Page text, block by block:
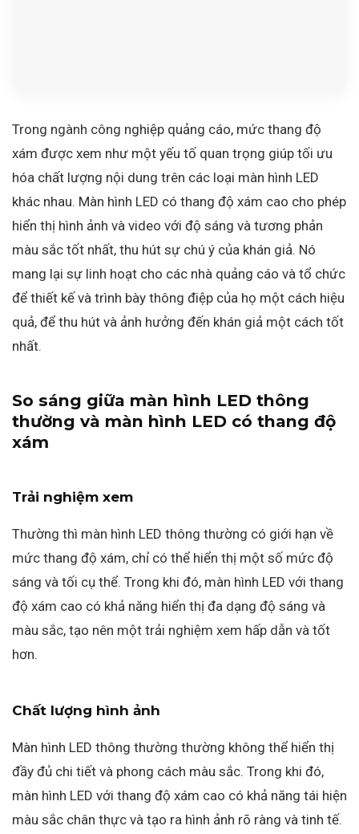
Trong ngành công nghiệp quảng cáo, mức thang độ
xám được xem như một yếu tố quan trọng giúp tối ưu
hóa chất lượng nội dung trên các loại màn hình LED
khác nhau. Màn hình LED có thang độ xám cao cho phép
hiển thị hình ảnh và video với độ sáng và tương phản
màu sắc tốt nhất, thu hút sự chú ý của khán giả. Nó
mang lại sự linh hoạt cho các nhà quảng cáo và tổ chức
để thiết kế và trình bày thông điệp của họ một cách hiệu
quả, để thu hút và ảnh hưởng đến khán giả một cách tốt
nhất.
So sáng giữa màn hình LED thông
thường và màn hình LED có thang độ
xám
Trải nghiệm xem
Thường thì màn hình LED thông thường có giới hạn về
mức thang độ xám, chỉ có thể hiển thị một số mức độ
sáng và tối cụ thể. Trong khi đó, màn hình LED với thang
độ xám cao có khả năng hiển thị đa dạng độ sáng và
màu sắc, tạo nên một trải nghiệm xem hấp dẫn và tốt
hơn.
Chất lượng hình ảnh
Màn hình LED thông thường thường không thể hiển thị
đầy đủ chi tiết và phong cách màu sắc. Trong khi đó,
màn hình LED với thang độ xám cao có khả năng tái hiện
màu sắc chân thực và tạo ra hình ảnh rõ ràng và tinh tế.